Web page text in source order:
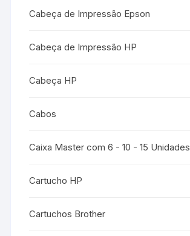
Cabeça de Impressão Epson
Cabeça de Impressão HP
Cabeça HP
Cabos
Caixa Master com 6 - 10 - 15 Unidades
Cartucho HP
Cartuchos Brother